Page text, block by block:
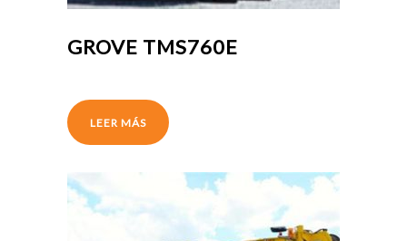
GROVE TMS760E
LEER MÁS